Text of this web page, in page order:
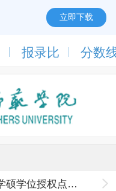
立即下载
报录比 分数
宁夏师范学院新增2个一级学科学硕学位授权点3个专硕学位授权点